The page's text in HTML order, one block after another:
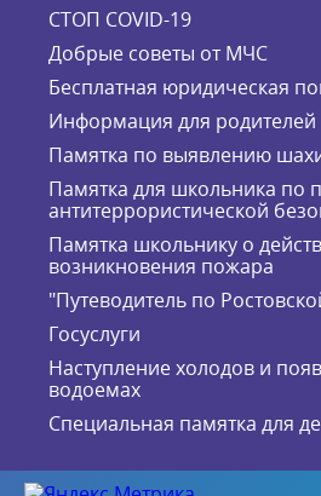
СТОП COVID-19
Добрые советы от МЧС
Бесплатная юридическая
Информация для родителей
Памятка по выявлению
Памятка для школьника по
антитеррористической
Памятка школьнику о
возникновения пожара
"Путеводитель по
Госуслуги
Наступление холодов и
водоемах
Специальная памятка для